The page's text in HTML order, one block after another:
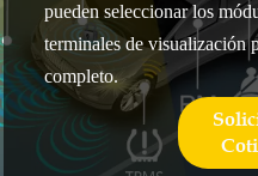
pueden seleccionar los
terminales de visualización
completo.